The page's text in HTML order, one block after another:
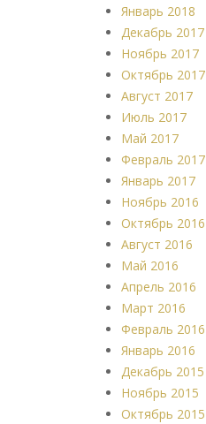
Январь 2018
Декабрь 2017
Ноябрь 2017
Октябрь 2017
Август 2017
Июль 2017
Май 2017
Февраль 2017
Январь 2017
Ноябрь 2016
Октябрь 2016
Август 2016
Май 2016
Апрель 2016
Март 2016
Февраль 2016
Январь 2016
Декабрь 2015
Ноябрь 2015
Октябрь 2015